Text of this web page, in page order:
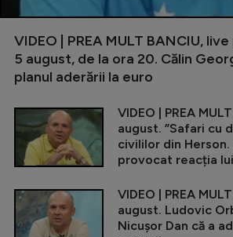
VIDEO | PREA MULT BANCIU,
5 august, de la ora 20. Călin
planul aderării la euro
VIDEO | PREA
august. ”Safari cu
civililor din
provocat reacția
VIDEO | PREA
august. Ludovic
Nicușor Dan că a